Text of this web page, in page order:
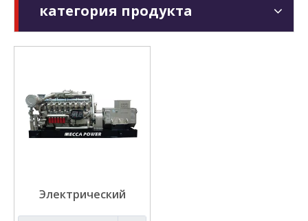
категория продукта
Электрический
натуральный газовый